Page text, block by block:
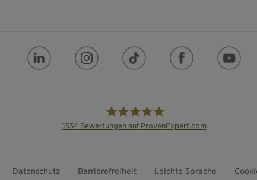
1534 Bewertungen auf ProvenExpert.com
Datenschutz Barrierefreiheit Leichte Sprache